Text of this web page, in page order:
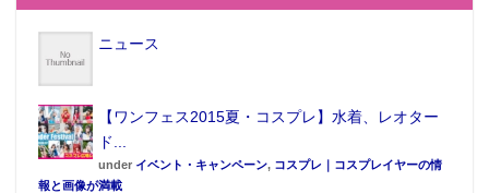
ニュース
【ワンフェス2015夏・コスプレ】水着、レオター
ド...
under イベント・キャンペーン, コスプレ｜コスプレイヤーの情
報と画像が満載